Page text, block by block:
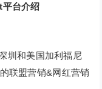
台介绍
圳和美国加利福尼
联盟营销&网红营销